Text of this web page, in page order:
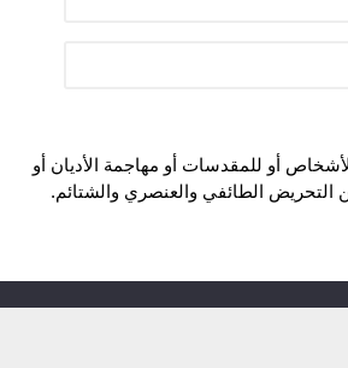
أو للمقدسات أو مهاجمة الأديان أو
عن التحريض الطائفي والعنصري والشتائم.